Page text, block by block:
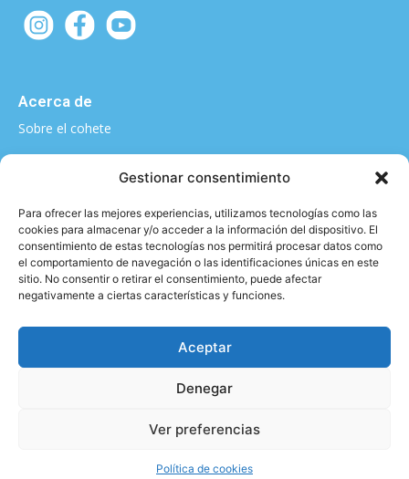
Gestionar consentimiento
Para ofrecer las mejores experiencias, utilizamos tecnologías como las
cookies para almacenar y/o acceder a la información del dispositivo. El
consentimiento de estas tecnologías nos permitirá procesar datos como
el comportamiento de navegación o las identificaciones únicas en este
sitio. No consentir o retirar el consentimiento, puede afectar
negativamente a ciertas características y funciones.
Aceptar
Denegar
Ver preferencias
Política de cookies
Acerca de
Sobre el cohete
¿Quieres contarnos algo?
Categorías
Formación|Entrenamiento|Activismo
Aviso legal y Política de privacidad
2026 © - All rights reserved